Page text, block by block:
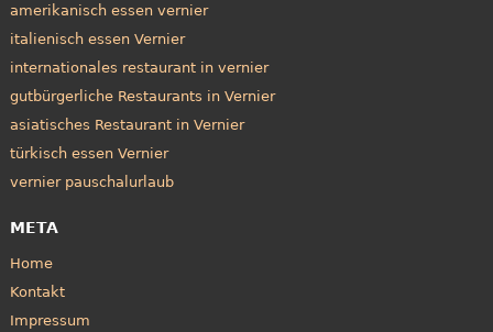
amerikanisch essen vernier
italienisch essen Vernier
internationales restaurant in vernier
gutbürgerliche Restaurants in Vernier
asiatisches Restaurant in Vernier
türkisch essen Vernier
vernier pauschalurlaub
META
Home
Kontakt
Impressum